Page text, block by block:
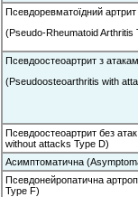
Псевдоревматоїдний артрит
(Pseudo-Rheumatoid Arthritis
Псевдоостеоартрит з
(Pseudoosteoarthritis with
Псевдоостеоартрит без
without attacks Type D)
Асимптоматична
Псевдонейропатична
Type F)